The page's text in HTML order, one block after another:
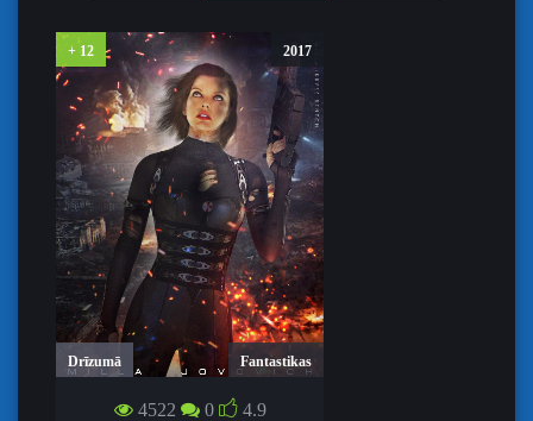
+ 12 2017
Drīzumā
Fantastikas
NEZŪDOŠAIS ĻAUNUMS: PĒDĒJĀ
NODAĻA / RESIDENT EVIL: THE
4522 0 4.9